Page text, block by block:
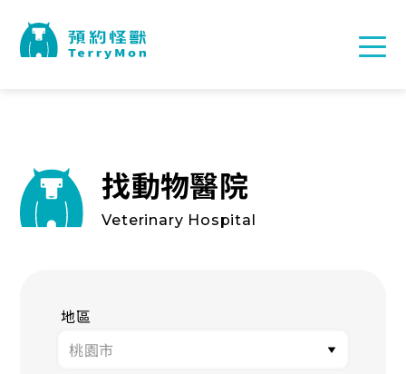
找動物醫院
Veterinary Hospital
地區